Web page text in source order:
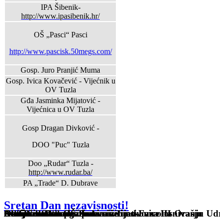
IPA Šibenik-
http://www.ipasibenik.hr/
OŠ „Pasci“ Pasci
http://www.pascisk.50megs.com/
Gosp. Juro Pranjić Muma
Gosp. Ivica Kovačević - Vijećnik u
OV Tuzla
Gđa Jasminka Mijatović -
Vijećnica u OV Tuzla
Gosp Dragan Divković -
DOO "Puc" Tuzla
Doo „Rudar“ Tuzla -
http://www.rudar.ba/
PA „Trade“ D. Dubrave
Sveti Nikola u OŠ Pasci
Osnovana Udruga žena
Održan sastanak žena sa inicijativom o osnivanju
Autobuska stanica kakvu želimo-Faza III
Akcija asfaltiranja puta niz Ljeskovice na Orašju
Sveti Nikola u OŠ Pasci
Obilježen Dan penzionera
Autobuska stanica kakvu želimo-Faza II
Autobuska stanica kakvu želimo
Sretan Dan nezavisnosti!